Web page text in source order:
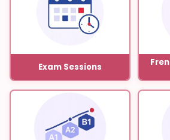
Exam Sessions